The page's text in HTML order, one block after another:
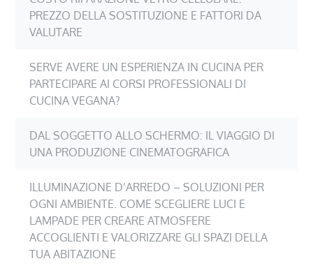
PREZZO DELLA SOSTITUZIONE E FATTORI DA
VALUTARE
SERVE AVERE UN ESPERIENZA IN CUCINA PER
PARTECIPARE AI CORSI PROFESSIONALI DI
CUCINA VEGANA?
DAL SOGGETTO ALLO SCHERMO: IL VIAGGIO DI
UNA PRODUZIONE CINEMATOGRAFICA
ILLUMINAZIONE D’ARREDO – SOLUZIONI PER
OGNI AMBIENTE. COME SCEGLIERE LUCI E
LAMPADE PER CREARE ATMOSFERE
ACCOGLIENTI E VALORIZZARE GLI SPAZI DELLA
TUA ABITAZIONE